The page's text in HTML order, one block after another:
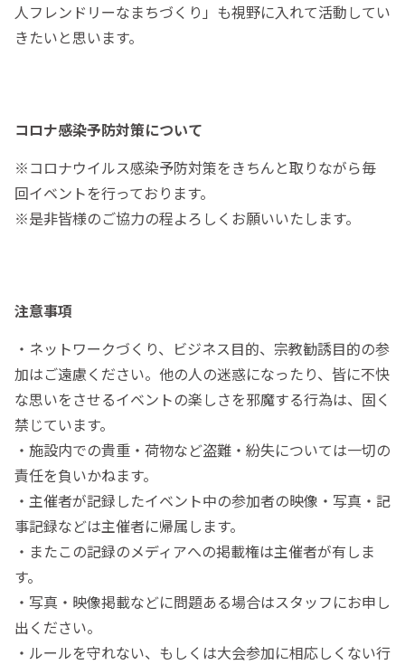
人フレンドリーなまちづくり」も視野に入れて活動してい
きたいと思います。
コロナ感染予防対策について
※コロナウイ­ルス感染予­防対策をき­ちんと取り­ながら毎
回­イベントを­行っており­ます。
※是非皆様の­ご協力の程­よろしくお­願いいたし­ます。
注意事項
・ネットワークづくり、ビジネス目的、宗教勧誘目的の参
加はご遠慮ください。他の人の迷惑になったり、皆に不快
な思いをさせるイベントの楽しさを邪魔する行為は、固く
禁じています。
・施設内での貴重・荷物など盗難・紛失については一切の
責任を負いかねます。
・主催者が記録したイベント中の参加者の映像・写真・記
事記録などは主催者に帰属します。
・またこの記録のメディアへの掲載権は主催者が有しま
す。
・写真・映像掲載などに問題ある場合はスタッフにお申し
出ください。
・ルールを守れない、もしくは大会参加に相応しくない行